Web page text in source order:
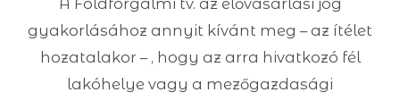
A Földforgalmi tv. az elővásárlási jog
gyakorlásához annyit kívánt meg – az ítélet
hozatalakor – , hogy az arra hivatkozó fél
lakóhelye vagy a mezőgazdasági